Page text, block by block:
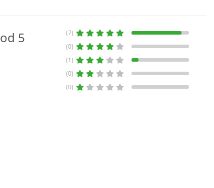
od 5
(7)
(0)
(1)
(0)
(0)